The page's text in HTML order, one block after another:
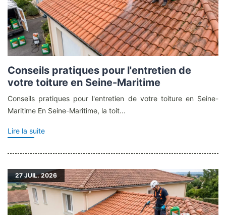
Conseils pratiques pour l'entretien de
votre toiture en Seine-Maritime
Conseils pratiques pour l'entretien de votre toiture en Seine-
Maritime En Seine-Maritime, la toit...
Lire la suite
27JUIL. 2026